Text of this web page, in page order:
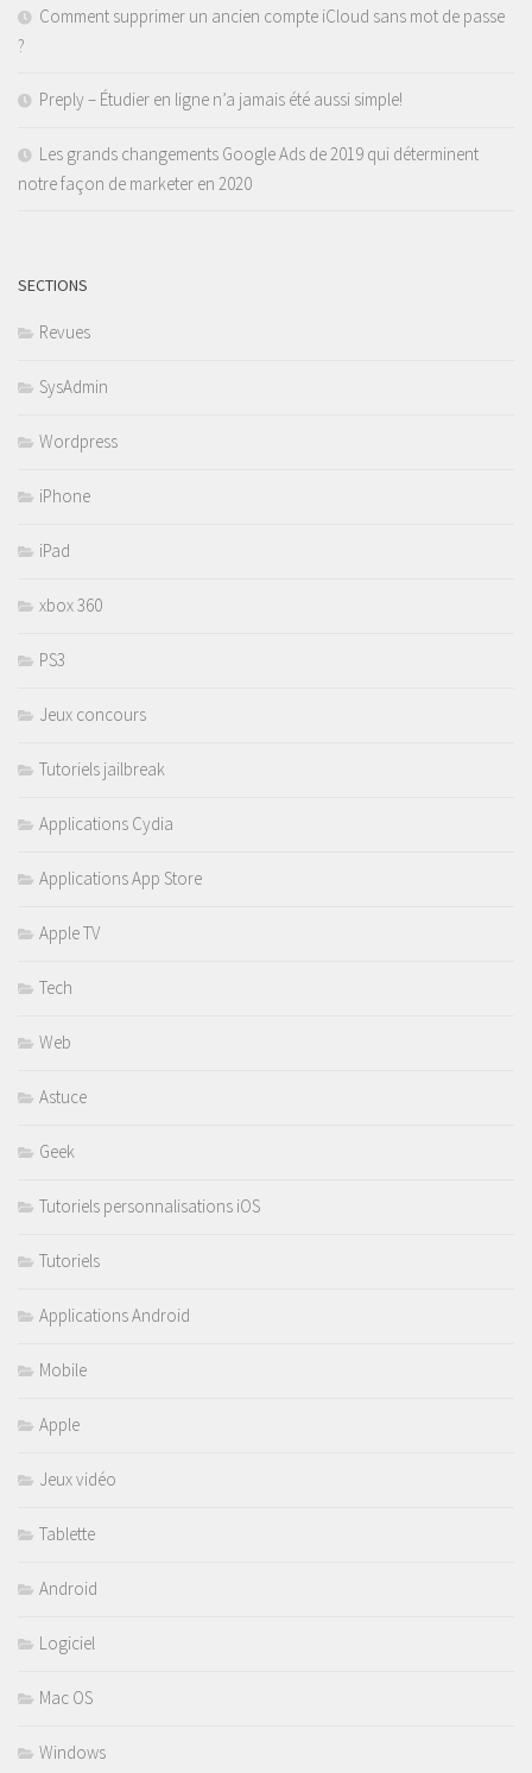
Comment supprimer un ancien compte iCloud sans mot de passe
?
Preply – Étudier en ligne n’a jamais été aussi simple!
Les grands changements Google Ads de 2019 qui déterminent
notre façon de marketer en 2020
SECTIONS
Revues
SysAdmin
Wordpress
iPhone
iPad
xbox 360
PS3
Jeux concours
Tutoriels jailbreak
Applications Cydia
Applications App Store
Apple TV
Tech
Web
Astuce
Geek
Tutoriels personnalisations iOS
Tutoriels
Applications Android
Mobile
Apple
Jeux vidéo
Tablette
Android
Logiciel
Mac OS
Windows